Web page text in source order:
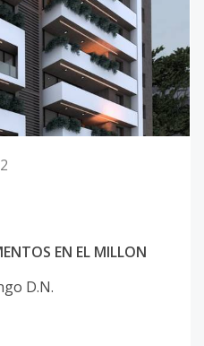
EN EL MILLON
D.N.